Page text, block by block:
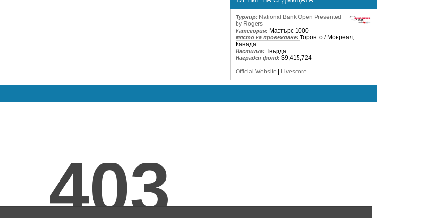
Турнир: National Bank Open Presented
by Rogers
Категория: Мастърс 1000
Място на провеждане: Торонто / Монреал,
Канада
Настилка: Твърда
Награден фонд: $9,415,724
Official Website | Livescore